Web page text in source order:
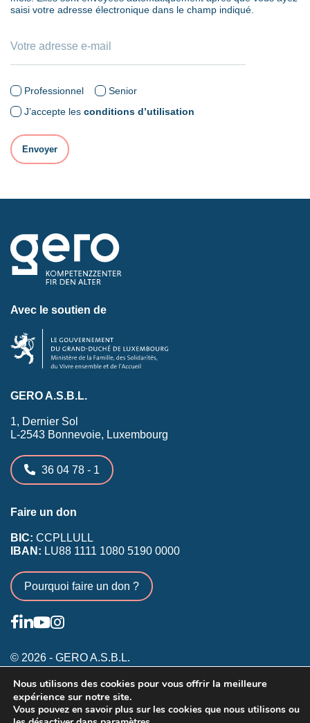
saisi votre adresse électronique dans le champ indiqué.
Professionnel
Senior
J’accepte les conditions d’utilisation
Avec le soutien de
GERO A.S.B.L.
1, Dernier Sol
L-2543 Bonnevoie, Luxembourg
36 04 78 - 1
Faire un don
BIC: CCPLLULL
IBAN: LU88 1111 1080 5190 0000
Pourquoi faire un don ?
© 2026 - GERO A.S.B.L.
Conditions générales
Inscription membres existants
Nous utilisons des cookies pour vous offrir la meilleure
expérience sur notre site.
Vous pouvez en savoir plus sur les cookies que nous utilisons ou